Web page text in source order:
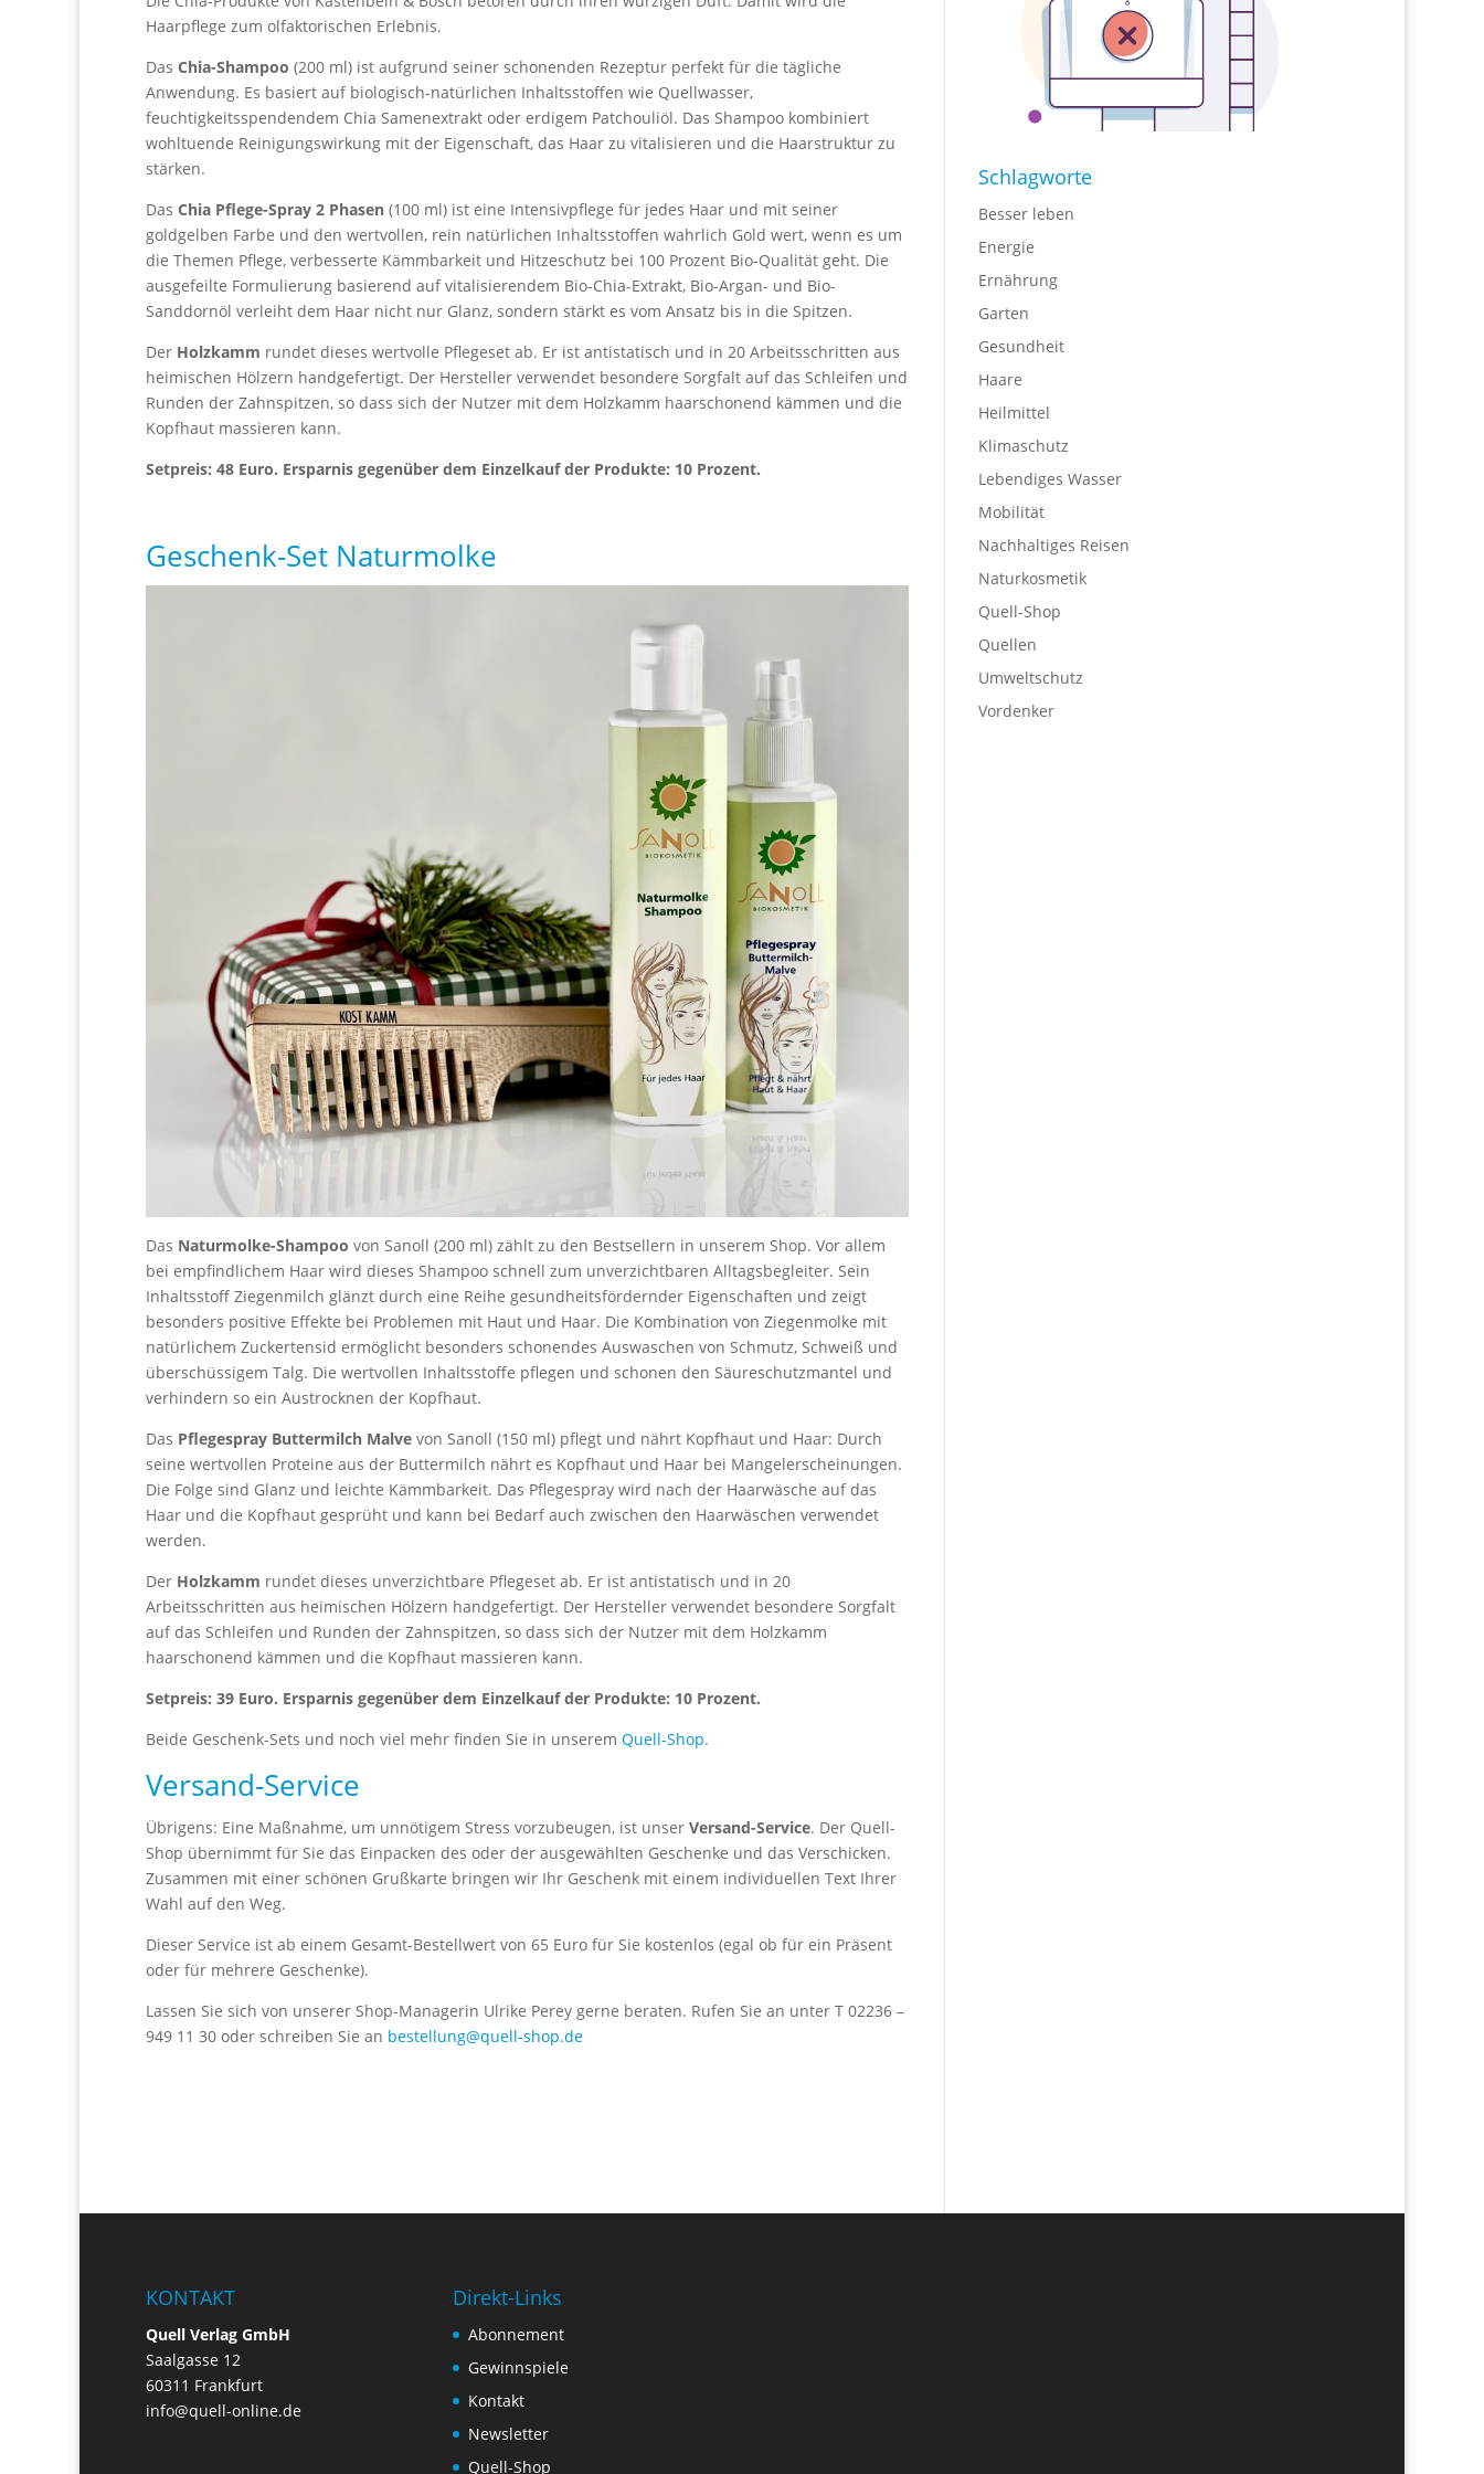
Haarpflege zum olfaktorischen Erlebnis.
Das Chia-Shampoo (200 ml) ist aufgrund seiner schonenden Rezeptur perfekt für die tägliche
Anwendung. Es basiert auf biologisch-natürlichen Inhaltsstoffen wie Quellwasser,
feuchtigkeitsspendendem Chia Samenextrakt oder erdigem Patchouliöl. Das Shampoo kombiniert
wohltuende Reinigungswirkung mit der Eigenschaft, das Haar zu vitalisieren und die Haarstruktur zu
stärken.
Das Chia Pflege-Spray 2 Phasen (100 ml) ist eine Intensivpflege für jedes Haar und mit seiner
goldgelben Farbe und den wertvollen, rein natürlichen Inhaltsstoffen wahrlich Gold wert, wenn es um
die Themen Pflege, verbesserte Kämmbarkeit und Hitzeschutz bei 100 Prozent Bio-Qualität geht. Die
ausgefeilte Formulierung basierend auf vitalisierendem Bio-Chia-Extrakt, Bio-Argan- und Bio-
Sanddornöl verleiht dem Haar nicht nur Glanz, sondern stärkt es vom Ansatz bis in die Spitzen.
Der Holzkamm rundet dieses wertvolle Pflegeset ab. Er ist antistatisch und in 20 Arbeitsschritten aus
heimischen Hölzern handgefertigt. Der Hersteller verwendet besondere Sorgfalt auf das Schleifen und
Runden der Zahnspitzen, so dass sich der Nutzer mit dem Holzkamm haarschonend kämmen und die
Kopfhaut massieren kann.
Setpreis: 48 Euro. Ersparnis gegenüber dem Einzelkauf der Produkte: 10 Prozent.
Geschenk-Set Naturmolke
Das Naturmolke-Shampoo von Sanoll (200 ml) zählt zu den Bestsellern in unserem Shop. Vor allem
bei empfindlichem Haar wird dieses Shampoo schnell zum unverzichtbaren Alltagsbegleiter. Sein
Inhaltsstoff Ziegenmilch glänzt durch eine Reihe gesundheitsfördernder Eigenschaften und zeigt
besonders positive Effekte bei Problemen mit Haut und Haar. Die Kombination von Ziegenmolke mit
natürlichem Zuckertensid ermöglicht besonders schonendes Auswaschen von Schmutz, Schweiß und
überschüssigem Talg. Die wertvollen Inhaltsstoffe pflegen und schonen den Säureschutzmantel und
verhindern so ein Austrocknen der Kopfhaut.
Das Pflegespray Buttermilch Malve von Sanoll (150 ml) pflegt und nährt Kopfhaut und Haar: Durch
seine wertvollen Proteine aus der Buttermilch nährt es Kopfhaut und Haar bei Mangelerscheinungen.
Die Folge sind Glanz und leichte Kämmbarkeit. Das Pflegespray wird nach der Haarwäsche auf das
Haar und die Kopfhaut gesprüht und kann bei Bedarf auch zwischen den Haarwäschen verwendet
werden.
Der Holzkamm rundet dieses unverzichtbare Pflegeset ab. Er ist antistatisch und in 20
Arbeitsschritten aus heimischen Hölzern handgefertigt. Der Hersteller verwendet besondere Sorgfalt
auf das Schleifen und Runden der Zahnspitzen, so dass sich der Nutzer mit dem Holzkamm
haarschonend kämmen und die Kopfhaut massieren kann.
Setpreis: 39 Euro. Ersparnis gegenüber dem Einzelkauf der Produkte: 10 Prozent.
Beide Geschenk-Sets und noch viel mehr finden Sie in unserem Quell-Shop.
Versand-Service
Übrigens: Eine Maßnahme, um unnötigem Stress vorzubeugen, ist unser Versand-Service. Der Quell-
Shop übernimmt für Sie das Einpacken des oder der ausgewählten Geschenke und das Verschicken.
Zusammen mit einer schönen Grußkarte bringen wir Ihr Geschenk mit einem individuellen Text Ihrer
Wahl auf den Weg.
Dieser Service ist ab einem Gesamt-Bestellwert von 65 Euro für Sie kostenlos (egal ob für ein Präsent
oder für mehrere Geschenke).
Lassen Sie sich von unserer Shop-Managerin Ulrike Perey gerne beraten. Rufen Sie an unter T 02236 –
949 11 30 oder schreiben Sie an bestellung@quell-shop.de
Schlagworte
Besser leben
Energie
Ernährung
Garten
Gesundheit
Haare
Heilmittel
Klimaschutz
Lebendiges Wasser
Mobilität
Nachhaltiges Reisen
Naturkosmetik
Quell-Shop
Quellen
Umweltschutz
Vordenker
KONTAKT
Quell Verlag GmbH
Saalgasse 12
60311 Frankfurt
info@quell-online.de
Direkt-Links
Abonnement
Gewinnspiele
Kontakt
Newsletter
Quell-Shop